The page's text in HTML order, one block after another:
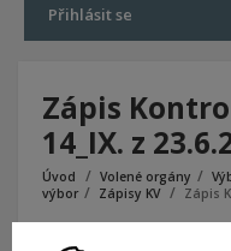
Přihlásit se
Zápis
14_IX. z
Úvod Volené orgány
výbor
Zápisy KV Zápis